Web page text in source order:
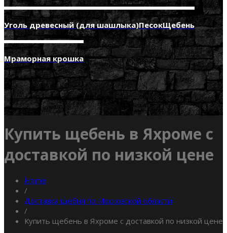
Уголь древесный (для шашлыка)ПесокЩебень
Мраморная крошка
Купить щебень в Яхроме с
доставкой по низкой цене
Home
/
Доставка щебня по Московской области
/
Купить щебень в Яхроме с доставкой по низкой цене